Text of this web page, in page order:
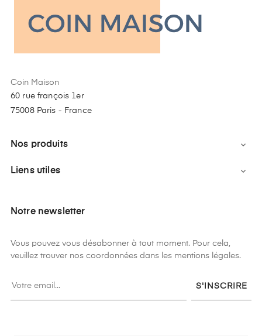
Coin Maison
60 rue françois 1er
75008 Paris - France
Nos produits 
Liens utiles 
Notre newsletter
Vous pouvez vous désabonner à tout moment. Pour cela,
veuillez trouver nos coordonnées dans les mentions légales.
S'INSCRIRE